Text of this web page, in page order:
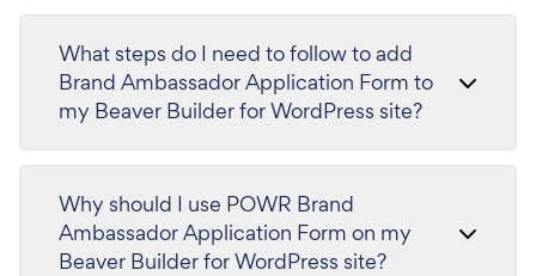
What steps do I need to follow to add
Brand Ambassador Application Form to
my Beaver Builder for WordPress site?
Why should I use POWR Brand
Ambassador Application Form on my
Beaver Builder for WordPress site?